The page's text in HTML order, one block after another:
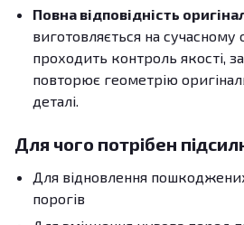
Повна відповідність
виготовляється на сучасному
проходить контроль якості,
повторює геометрію
деталі.
Для чого потрібен
Для відновлення
порогів